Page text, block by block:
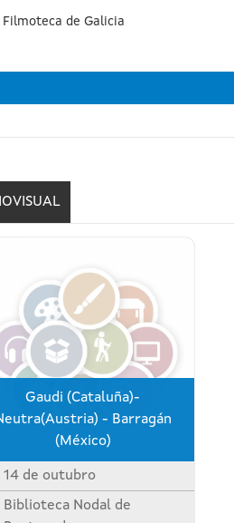
Filmoteca de Galicia
Gaudi (Cataluña)-
- Barragán
(México)
14 de outubro
Biblioteca Nodal de